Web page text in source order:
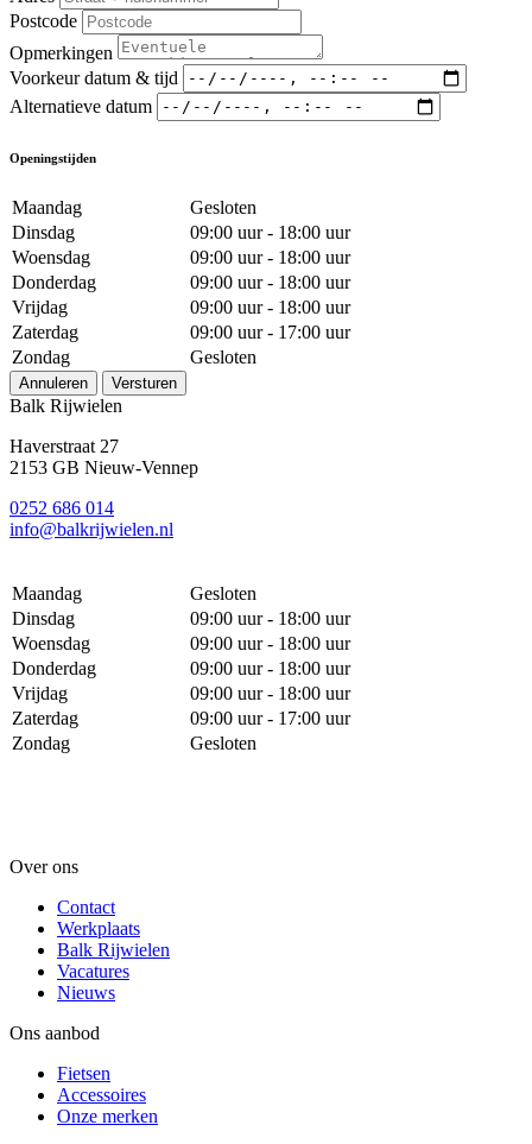
Postcode
Opmerkingen
Voorkeur datum & tijd
Alternatieve datum
Openingstijden
Maandag
Gesloten
Dinsdag
09:00 uur - 18:00 uur
Woensdag
09:00 uur - 18:00 uur
Donderdag
09:00 uur - 18:00 uur
Vrijdag
09:00 uur - 18:00 uur
Zaterdag
09:00 uur - 17:00 uur
Zondag
Gesloten
Annuleren Versturen
Balk Rijwielen
Haverstraat 27
2153 GB Nieuw-Vennep
0252 686 014
info@balkrijwielen.nl
Maandag
Gesloten
Dinsdag
09:00 uur - 18:00 uur
Woensdag
09:00 uur - 18:00 uur
Donderdag
09:00 uur - 18:00 uur
Vrijdag
09:00 uur - 18:00 uur
Zaterdag
09:00 uur - 17:00 uur
Zondag
Gesloten
Over ons
Contact
Werkplaats
Balk Rijwielen
Vacatures
Nieuws
Ons aanbod
Fietsen
Accessoires
Onze merken